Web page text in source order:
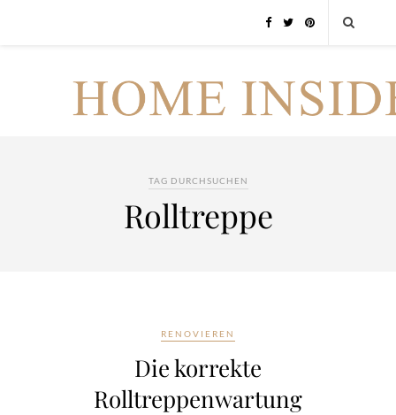
TAG DURCHSUCHEN
Rolltreppe
RENOVIEREN
Die korrekte
Rolltreppenwartung